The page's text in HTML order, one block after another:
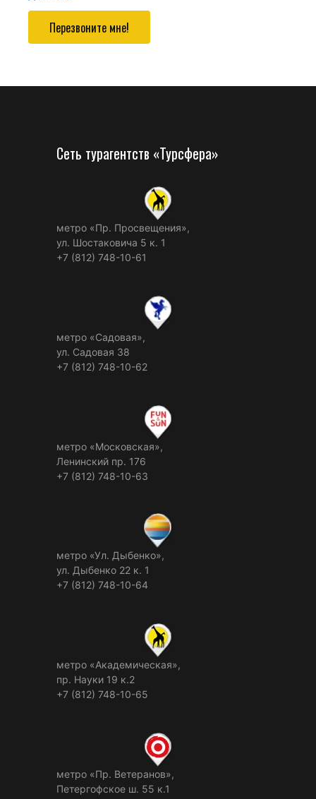
Перезвоните мне!
Сеть турагентств «Турсфера»
метро «Пр. Просвещения»,
ул. Шостаковича 5 к. 1
+7 (812) 748-10-61
метро «Садовая»,
ул. Садовая 38
+7 (812) 748-10-62
метро «Московская»,
Ленинский пр. 176
+7 (812) 748-10-63
метро «Ул. Дыбенко»,
ул. Дыбенко 22 к. 1
+7 (812) 748-10-64
метро «Академическая»,
пр. Науки 19 к.2
+7 (812) 748-10-65
метро «Пр. Ветеранов»,
Петергофское ш. 55 к.1